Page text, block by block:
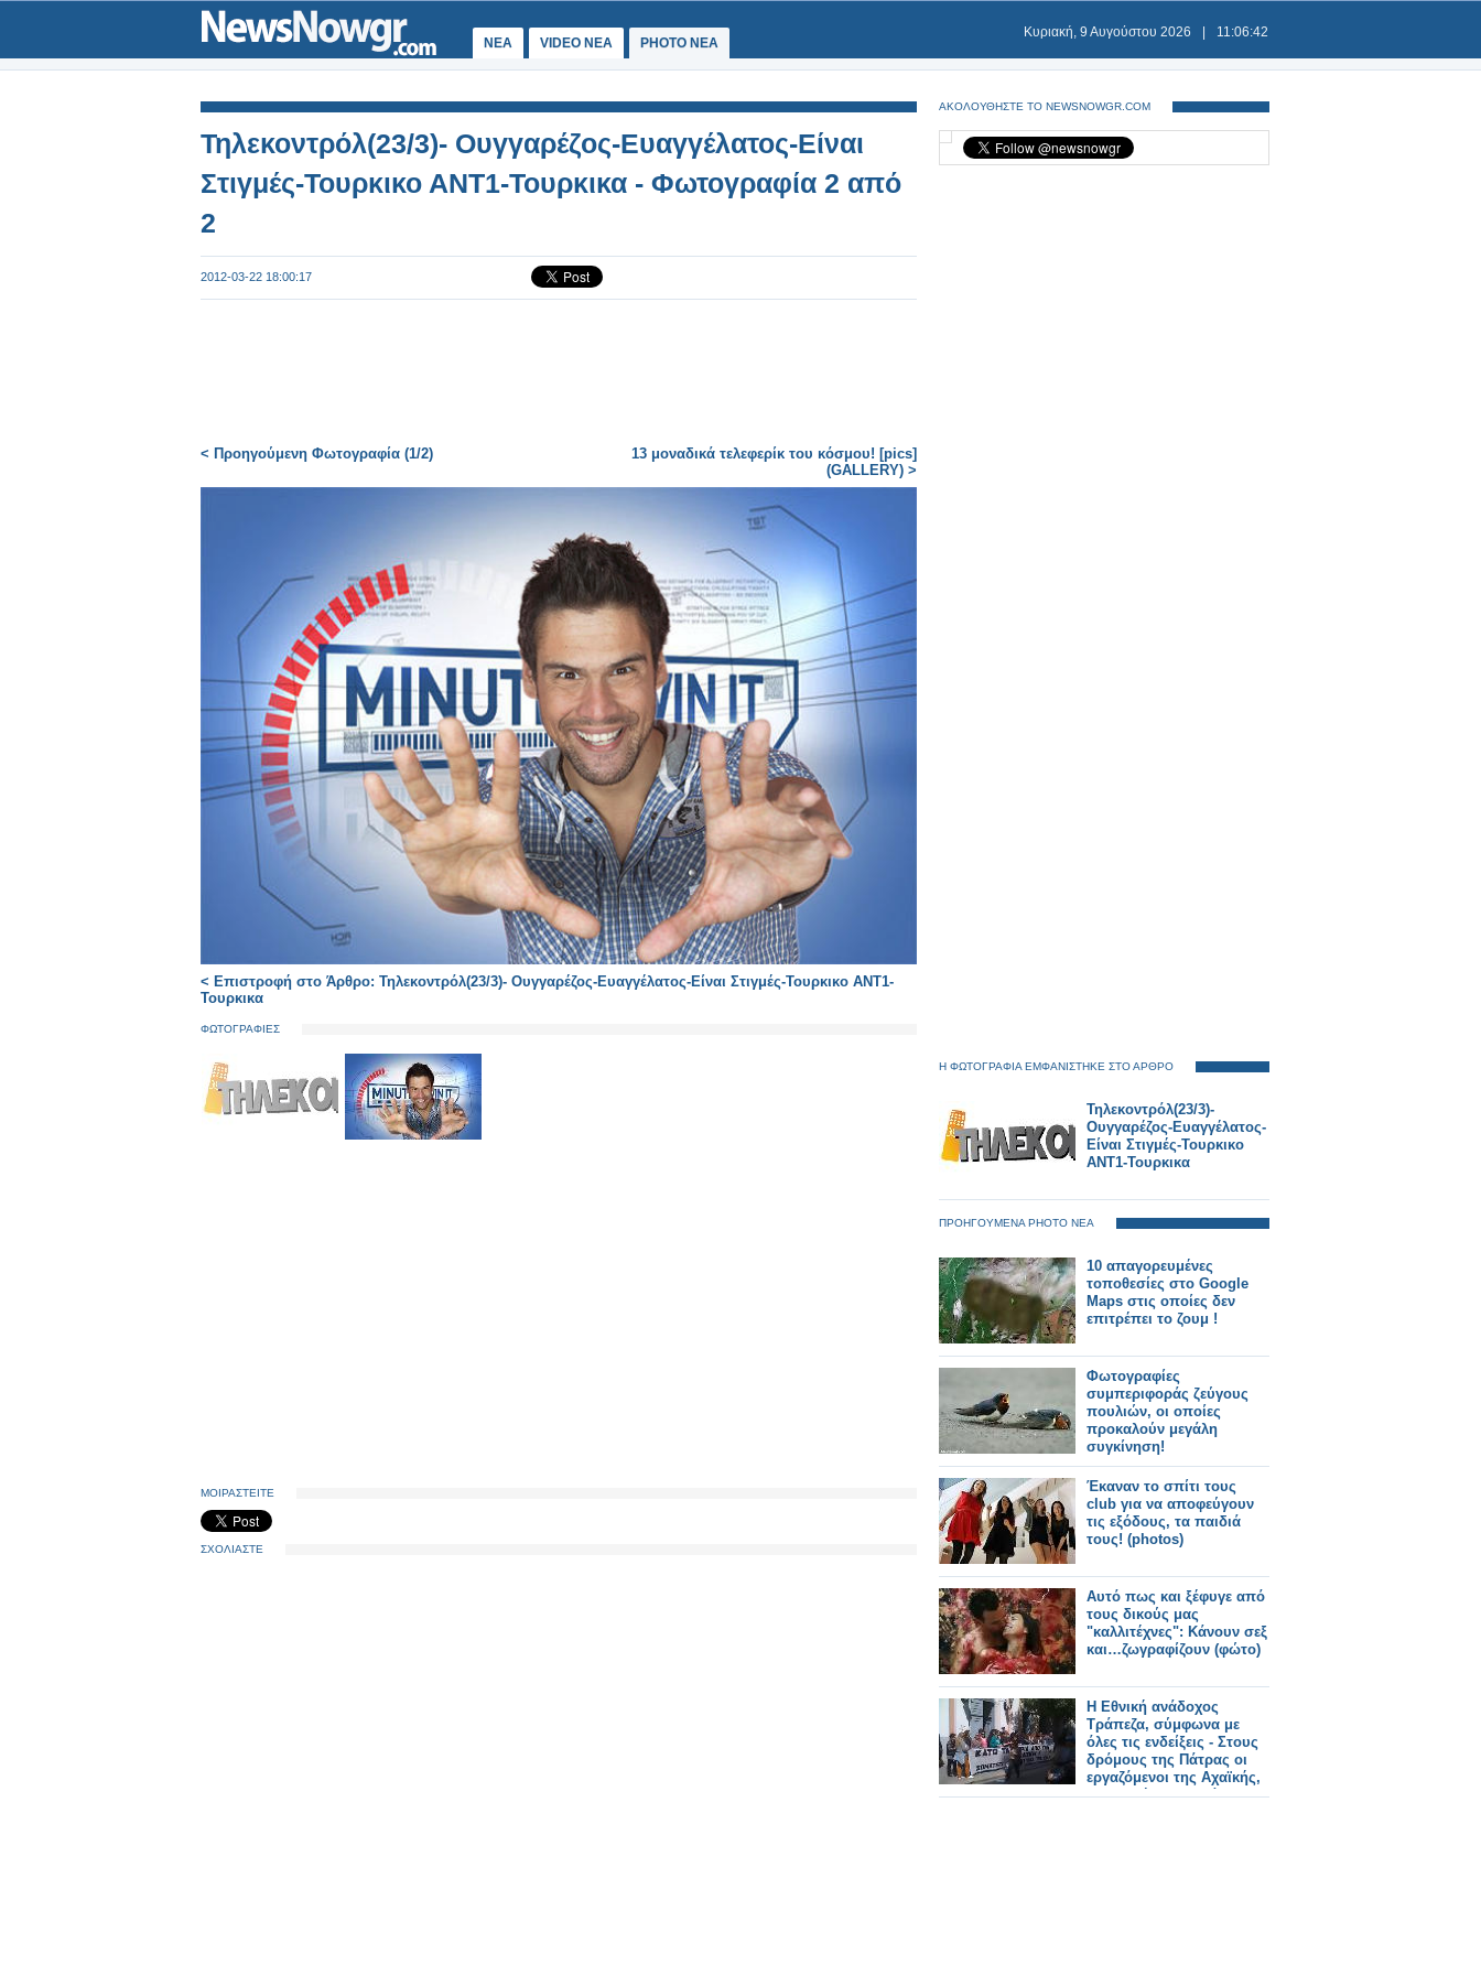
ΝΕΑ VIDEO NEA PHOTO NEA
Κυριακή, 9 Αυγούστου 2026 11:06:42
Τηλεκοντρόλ(23/3)- Ουγγαρέζος-Ευαγγέλατος-Είναι
Στιγμές-Τουρκικο ΑΝΤ1-Τουρκικα - Φωτογραφία 2 από
2
2012-03-22 18:00:17
< Προηγούμενη Φωτογραφία (1/2)
13 μοναδικά τελεφερίκ του κόσμου! [pics]
(GALLERY) >
< Επιστροφή στο Άρθρο: Τηλεκοντρόλ(23/3)- Ουγγαρέζος-Ευαγγέλατος-Είναι Στιγμές-Τουρκικο ΑΝΤ1-
Τουρκικα
ΦΩΤΟΓΡΑΦΙΕΣ
ΜΟΙΡΑΣΤΕΙΤΕ
ΣΧΟΛΙΑΣΤΕ
ΑΚΟΛΟΥΘΗΣΤΕ ΤΟ NEWSNOWGR.COM
Η ΦΩΤΟΓΡΑΦΙΑ ΕΜΦΑΝΙΣΤΗΚΕ ΣΤΟ ΑΡΘΡΟ
Τηλεκοντρόλ(23/3)-
Ουγγαρέζος-Ευαγγέλατος-
Είναι Στιγμές-Τουρκικο
ΑΝΤ1-Τουρκικα
ΠΡΟΗΓΟΥΜΕΝΑ PHOTO ΝΕΑ
10 απαγορευμένες
τοποθεσίες στο Google
Maps στις οποίες δεν
επιτρέπει το ζουμ !
Φωτογραφίες
συμπεριφοράς ζεύγους
πουλιών, οι οποίες
προκαλούν μεγάλη
συγκίνηση!
Έκαναν το σπίτι τους
club για να αποφεύγουν
τις εξόδους, τα παιδιά
τους! (photos)
Αυτό πως και ξέφυγε από
τους δικούς μας
"καλλιτέχνες": Κάνουν σεξ
και…ζωγραφίζουν (φώτο)
Η Εθνική ανάδοχος
Τράπεζα, σύμφωνα με
όλες τις ενδείξεις - Στους
δρόμους της Πάτρας οι
εργαζόμενοι της Αχαϊκής,
με συνθήματα κατά του